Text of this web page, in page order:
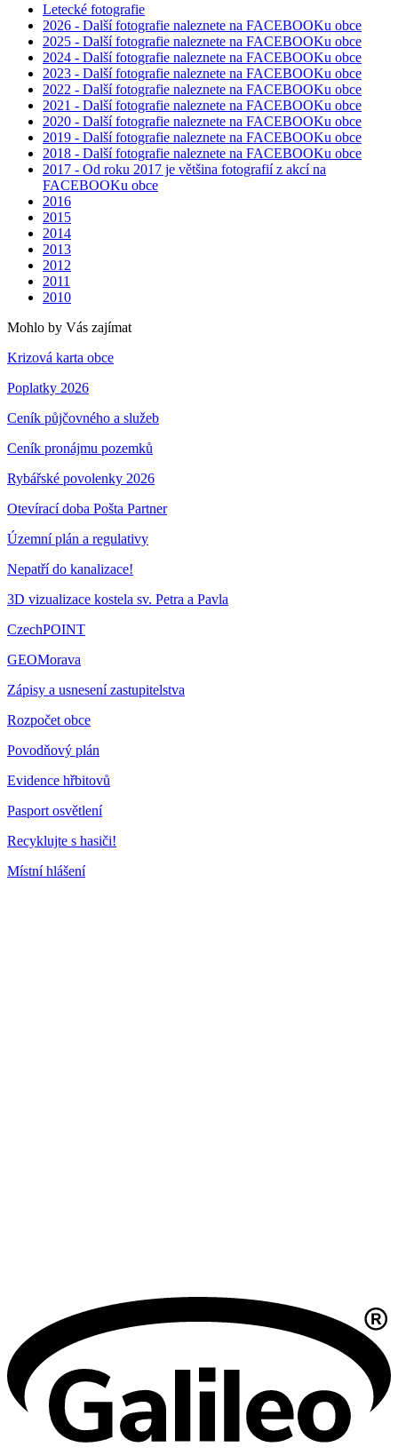
Letecké fotografie
2026 - Další fotografie naleznete na FACEBOOKu obce
2025 - Další fotografie naleznete na FACEBOOKu obce
2024 - Další fotografie naleznete na FACEBOOKu obce
2023 - Další fotografie naleznete na FACEBOOKu obce
2022 - Další fotografie naleznete na FACEBOOKu obce
2021 - Další fotografie naleznete na FACEBOOKu obce
2020 - Další fotografie naleznete na FACEBOOKu obce
2019 - Další fotografie naleznete na FACEBOOKu obce
2018 - Další fotografie naleznete na FACEBOOKu obce
2017 - Od roku 2017 je většina fotografií z akcí na
FACEBOOKu obce
2016
2015
2014
2013
2012
2011
2010
Mohlo by Vás zajímat
Krizová karta obce
Poplatky 2026
Ceník půjčovného a služeb
Ceník pronájmu pozemků
Rybářské povolenky 2026
Otevírací doba Pošta Partner
Územní plán a regulativy
Nepatří do kanalizace!
3D vizualizace kostela sv. Petra a Pavla
CzechPOINT
GEOMorava
Zápisy a usnesení zastupitelstva
Rozpočet obce
Povodňový plán
Evidence hřbitovů
Pasport osvětlení
Recyklujte s hasiči!
Místní hlášení